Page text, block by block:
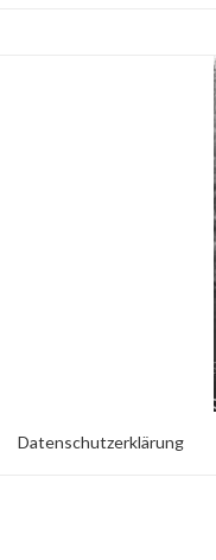
Datenschutzerklärung